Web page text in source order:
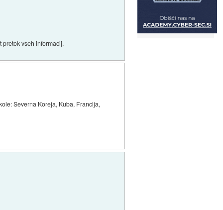
vseh informacij.
Severna Koreja, Kuba, Francija,